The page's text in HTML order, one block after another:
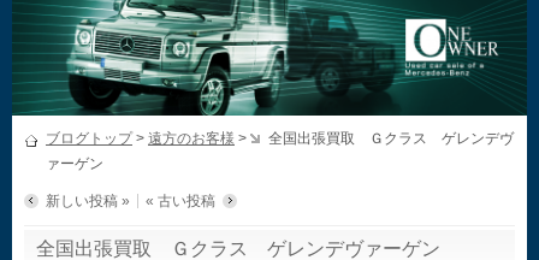
ブログトップ> 遠方のお客様 >
全国出張買取 Ｇクラス ゲレンデヴ
ァーゲン
新しい投稿 » « 古い投稿
全国出張買取 Ｇクラス ゲレンデヴァーゲン